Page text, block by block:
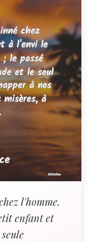
l'homme.
enfant et